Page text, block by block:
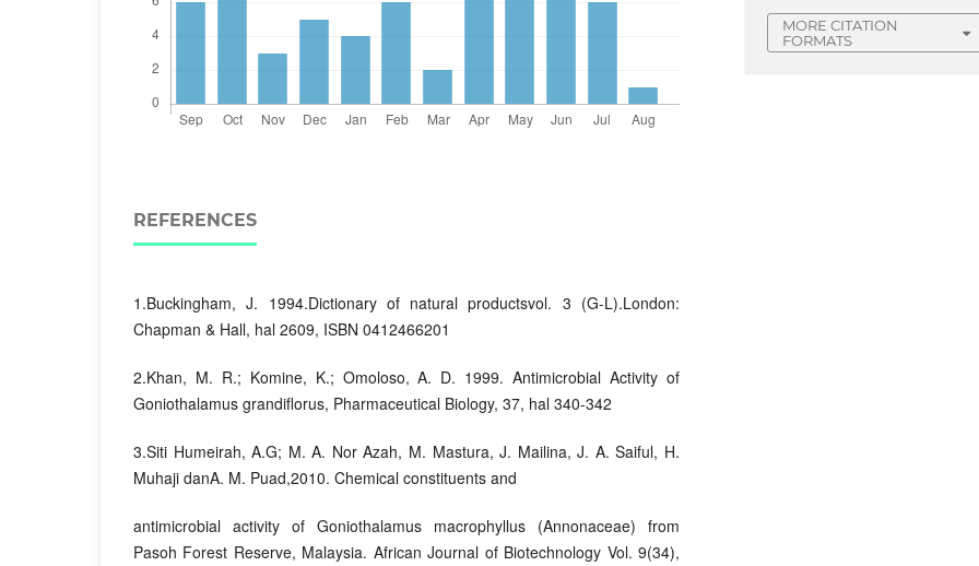
REFERENCES
1.Buckingham, J. 1994.Dictionary of natural productsvol. 3 (G-L).London:
Chapman & Hall, hal 2609, ISBN 0412466201
2.Khan, M. R.; Komine, K.; Omoloso, A. D. 1999. Antimicrobial Activity of
Goniothalamus grandiflorus, Pharmaceutical Biology, 37, hal 340-342
3.Siti Humeirah, A.G; M. A. Nor Azah, M. Mastura, J. Mailina, J. A. Saiful, H.
Muhaji danA. M. Puad,2010. Chemical constituents and
antimicrobial activity of Goniothalamus macrophyllus (Annonaceae) from
Pasoh Forest Reserve, Malaysia. African Journal of Biotechnology Vol. 9(34),
MORE CITATION
FORMATS